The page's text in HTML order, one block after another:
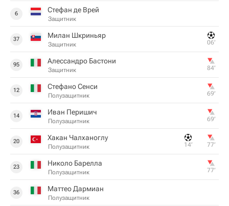
6 Стефан де Врей
Защитник
37 Милан Шкриньяр
Защитник 06‎’‎
95 Алессандро Бастони
Защитник 84‎’‎
12 Стефано Сенси
Полузащитник 69‎’‎
14 Иван Перишич
Полузащитник 69‎’‎
20 Хакан Чалханоглу
Полузащитник 14‎’‎ 77‎’‎
23 Николо Барелла
Полузащитник 77‎’‎
36 Маттео Дармиан
Полузащитник